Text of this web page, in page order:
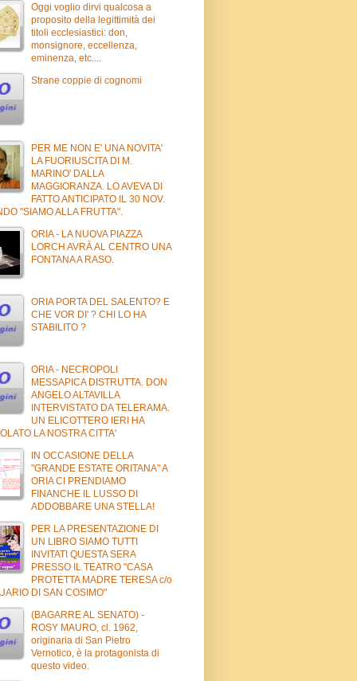
Oggi voglio dirvi qualcosa a
proposito della legittimità dei
titoli ecclesiastici: don,
monsignore, eccellenza,
eminenza, etc....
Strane coppie di cognomi
PER ME NON E' UNA NOVITA'
LA FUORIUSCITA DI M.
MARINO' DALLA
MAGGIORANZA. LO AVEVA DI
FATTO ANTICIPATO IL 30 NOV.
"SIAMO ALLA FRUTTA".
ORIA - LA NUOVA PIAZZA
LORCH AVRÀ AL CENTRO UNA
FONTANA A RASO.
ORIA PORTA DEL SALENTO? E
CHE VOR DI' ? CHI LO HA
STABILITO ?
ORIA - NECROPOLI
MESSAPICA DISTRUTTA. DON
ANGELO ALTAVILLA
INTERVISTATO DA TELERAMA.
UN ELICOTTERO IERI HA
LA NOSTRA CITTA'
IN OCCASIONE DELLA
"GRANDE ESTATE ORITANA" A
ORIA CI PRENDIAMO
FINANCHE IL LUSSO DI
ADDOBBARE UNA STELLA!
PER LA PRESENTAZIONE DI
UN LIBRO SIAMO TUTTI
INVITATI QUESTA SERA
PRESSO IL TEATRO "CASA
PROTETTA MADRE TERESA c/o
DI SAN COSIMO"
(BAGARRE AL SENATO) -
ROSY MAURO, cl. 1962,
originaria di San Pietro
Vernotico, è la protagonista di
questo video.